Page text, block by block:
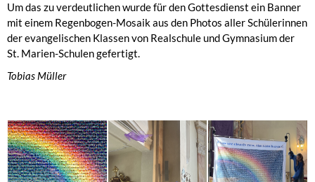
Um das zu verdeutlichen wurde für den Gottesdienst ein Banner
mit einem Regenbogen-Mosaik aus den Photos aller Schülerinnen
der evangelischen Klassen von Realschule und Gymnasium der
St. Marien-Schulen gefertigt.
Tobias Müller